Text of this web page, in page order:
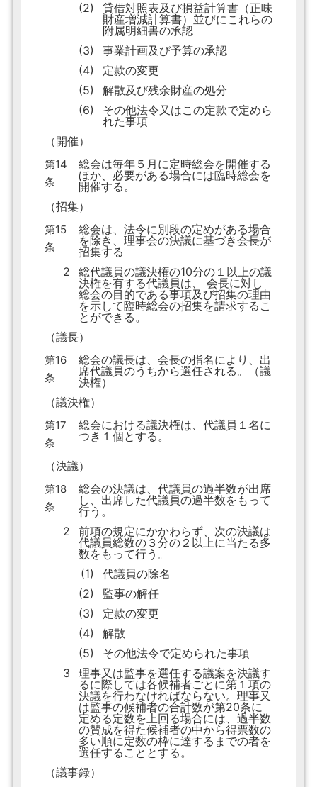
(2)
貸借対照表及び損益計算書（正味
財産増減計算書）並びにこれらの
附属明細書の承認
(3)
事業計画及び予算の承認
(4)
定款の変更
(5)
解散及び残余財産の処分
(6)
その他法令又はこの定款で定めら
れた事項
（開催）
第14
条
総会は毎年５月に定時総会を開催する
ほか、必要がある場合には臨時総会を
開催する。
（招集）
第15
条
総会は、法令に別段の定めがある場合
を除き、理事会の決議に基づき会長が
招集する
2
総代議員の議決権の10分の１以上の議
決権を有する代議員は、 会長に対し
総会の目的である事項及び招集の理由
を示して臨時総会の招集を請求するこ
とができる。
（議長）
第16
条
総会の議長は、会長の指名により、出
席代議員のうちから選任される。（議
決権）
（議決権）
第17
条
総会における議決権は、代議員１名に
つき１個とする。
（決議）
第18
条
総会の決議は、代議員の過半数が出席
し、出席した代議員の過半数をもって
行う。
2
前項の規定にかかわらず、次の決議は
代議員総数の３分の２以上に当たる多
数をもって行う。
(1)
代議員の除名
(2)
監事の解任
(3)
定款の変更
(4)
解散
(5)
その他法令で定められた事項
3
理事又は監事を選任する議案を決議す
るに際しては各候補者ごとに第１項の
決議を行わなければならない。理事又
は監事の候補者の合計数が第20条に
定める定数を上回る場合には、過半数
の賛成を得た候補者の中から得票数の
多い順に定数の枠に達するまでの者を
選任することとする。
（議事録）